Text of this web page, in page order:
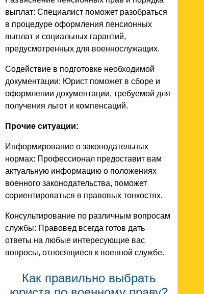
выплат: Специалист поможет разобраться
в процедуре оформления пенсионных
выплат и социальных гарантий,
предусмотренных для военнослужащих.
Содействие в подготовке необходимой
документации: Юрист поможет в сборе и
оформлении документации, требуемой для
получения льгот и компенсаций.
Прочие ситуации:
Информирование о законодательных
нормах: Профессионал предоставит вам
актуальную информацию о положениях
военного законодательства, поможет
сориентироваться в правовых тонкостях.
Консультирование по различным вопросам
службы: Правовед всегда готов дать
ответы на любые интересующие вас
вопросы, относящиеся к военной службе.
Как правильно выбрать